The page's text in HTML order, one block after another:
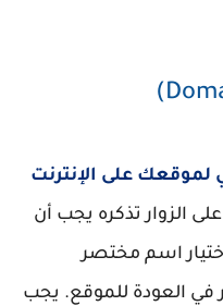
لموقعك على الإنترنت
الزوار تذكره يجب أن
اسم مختصر
في العودة للموقع. يجب